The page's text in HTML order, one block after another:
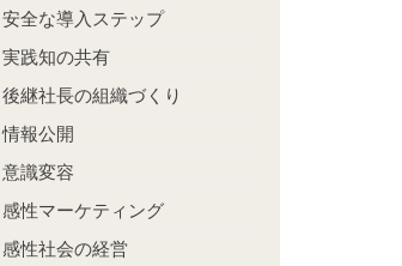
安全な導入ステップ
実践知の共有
後継社長の組織づくり
情報公開
意識変容
感性マーケティング
感性社会の経営